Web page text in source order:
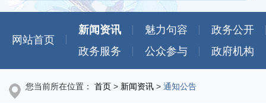
网站首页
新闻资讯 魅力句容
政务公开
政务服务
公众参与 政府机构
您当前所在位置： 首页 > 新闻资讯 > 通知公告